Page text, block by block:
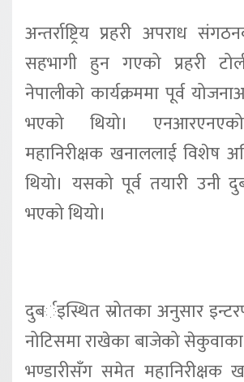
अन्तर्राष्ट्रिय प्रहरी अपराध
सहभागी हुन गएको प्रहरी
नेपालीको कार्यक्रममा पूर्व
भएको थियो। एनआरएनएको
महानिरीक्षक खनाललाई विशेष
थियो। यसको पूर्व तयारी उनी
भएको थियो।
दुबर्इस्थित स्रोतका अनुसार
नोटिसमा राखेका बाजेको
भण्डारीसँग समेत महानिरीक्षक